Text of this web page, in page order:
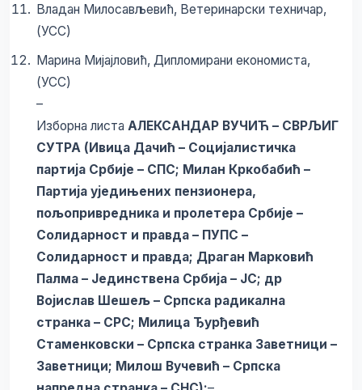
Владан Милосављевић, Ветеринарски техничар,
(УСС)
Марина Мијајловић, Дипломирани економиста,
(УСС)
–
Изборна листа АЛЕКСАНДАР ВУЧИЋ – СВРЉИГ
СУТРА (Ивица Дачић – Социјалистичка
партија Србије – СПС; Милан Кркобабић –
Партија уједињених пензионера,
пољопривредника и пролетера Србије –
Солидарност и правда – ПУПС –
Солидарност и правда; Драган Марковић
Палма – Јединствена Србија – ЈС; др
Војислав Шешељ – Српска радикална
странка – СРС; Милица Ђурђевић
Стаменковски – Српска странка Заветници –
Заветници; Милош Вучевић – Српска